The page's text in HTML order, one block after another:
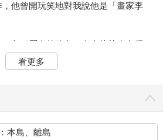
他曾開玩笑地對我說他是「畫家李
，各種層次的綠色，來自他的生命經
說人物面對萬壑千山而覺己身胸臆滿
時刻，不時出現在他的小說中。阮光
。十分期待這是蕃仔林故事系列漫畫的
序章的神祕的魚，畫中環繞許多黑色
看更多
本島、離島